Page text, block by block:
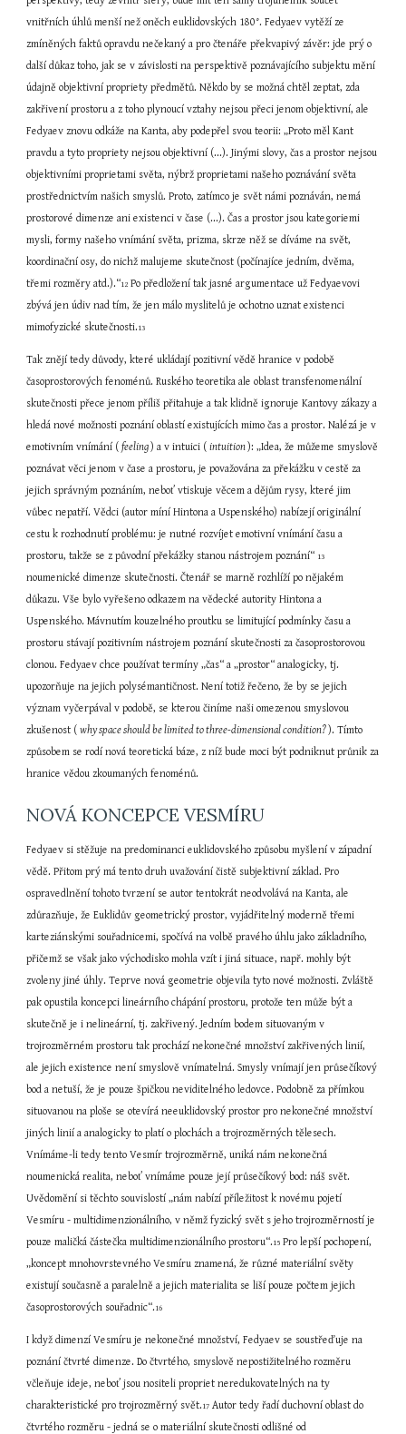
vnitřních úhlů menší než oněch euklidovských 180°. Fedyaev vytěží ze
zmíněných faktů opravdu nečekaný a pro čtenáře překvapivý závěr: jde prý o
další důkaz toho, jak se v závislosti na perspektivě poznávajícího subjektu mění
údajně objektivní propriety předmětů. Někdo by se možná chtěl zeptat, zda
zakřivení prostoru a z toho plynoucí vztahy nejsou přeci jenom objektivní, ale
Fedyaev znovu odkáže na Kanta, aby podepřel svou teorii: „Proto měl Kant
pravdu a tyto propriety nejsou objektivní (...). Jinými slovy, čas a prostor nejsou
objektivními proprietami světa, nýbrž proprietami našeho poznávání světa
prostřednictvím našich smyslů. Proto, zatímco je svět námi poznáván, nemá
prostorové dimenze ani existenci v čase (...). Čas a prostor jsou kategoriemi
mysli, formy našeho vnímání světa, prizma, skrze něž se díváme na svět,
koordinační osy, do nichž malujeme skutečnost (počínajíce jedním, dvěma,
třemi rozměry atd.).“12 Po předložení tak jasné argumentace už Fedyaevovi
zbývá jen údiv nad tím, že jen málo myslitelů je ochotno uznat existenci
mimofyzické skutečnosti.13
Tak znějí tedy důvody, které ukládají pozitivní vědě hranice v podobě
časoprostorových fenoménů. Ruského teoretika ale oblast transfenomenální
skutečnosti přece jenom příliš přitahuje a tak klidně ignoruje Kantovy zákazy a
hledá nové možnosti poznání oblastí existujících mimo čas a prostor. Nalézá je v
emotivním vnímání ( feeling ) a v intuici ( intuition ): „Idea, že můžeme smyslově
poznávat věci jenom v čase a prostoru, je považována za překážku v cestě za
jejich správným poznáním, neboť vtiskuje věcem a dějům rysy, které jim
vůbec nepatří. Vědci (autor míní Hintona a Uspenského) nabízejí originální
cestu k rozhodnutí problému: je nutné rozvíjet emotivní vnímání času a
prostoru, takže se z původní překážky stanou nástrojem poznání“ 13
noumenické dimenze skutečnosti. Čtenář se marně rozhlíží po nějakém
důkazu. Vše bylo vyřešeno odkazem na vědecké autority Hintona a
Uspenského. Mávnutím kouzelného proutku se limitující podmínky času a
prostoru stávají pozitivním nástrojem poznání skutečnosti za časoprostorovou
clonou. Fedyaev chce používat termíny „čas“ a „prostor“ analogicky, tj.
upozorňuje na jejich polysémantičnost. Není totiž řečeno, že by se jejich
význam vyčerpával v podobě, se kterou činíme naši omezenou smyslovou
zkušenost ( why space should be limited to three-dimensional condition? ). Tímto
způsobem se rodí nová teoretická báze, z níž bude moci být podniknut průnik za
hranice vědou zkoumaných fenoménů.
NOVÁ KONCEPCE VESMÍRU
Fedyaev si stěžuje na predominanci euklidovského způsobu myšlení v západní
vědě. Přitom prý má tento druh uvažování čistě subjektivní základ. Pro
ospravedlnění tohoto tvrzení se autor tentokrát neodvolává na Kanta, ale
zdůrazňuje, že Euklidův geometrický prostor, vyjádřitelný moderně třemi
karteziánskými souřadnicemi, spočívá na volbě pravého úhlu jako základního,
přičemž se však jako východisko mohla vzít i jiná situace, např. mohly být
zvoleny jiné úhly. Teprve nová geometrie objevila tyto nové možnosti. Zvláště
pak opustila koncepci lineárního chápání prostoru, protože ten může být a
skutečně je i nelineární, tj. zakřivený. Jedním bodem situovaným v
trojrozměrném prostoru tak prochází nekonečné množství zakřivených linií,
ale jejich existence není smyslově vnímatelná. Smysly vnímají jen průsečíkový
bod a netuší, že je pouze špičkou neviditelného ledovce. Podobně za přímkou
situovanou na ploše se otevírá neeuklidovský prostor pro nekonečné množství
jiných linií a analogicky to platí o plochách a trojrozměrných tělesech.
Vnímáme-li tedy tento Vesmír trojrozměrně, uniká nám nekonečná
noumenická realita, neboť vnímáme pouze její průsečíkový bod: náš svět.
Uvědomění si těchto souvislostí „nám nabízí příležitost k novému pojetí
Vesmíru - multidimenzionálního, v němž fyzický svět s jeho trojrozměrností je
pouze maličká částečka multidimenzionálního prostoru“.15 Pro lepší pochopení,
„koncept mnohovrstevného Vesmíru znamená, že různé materiální světy
existují současně a paralelně a jejich materialita se liší pouze počtem jejich
časoprostorových souřadnic“.16
I když dimenzí Vesmíru je nekonečné množství, Fedyaev se soustřeďuje na
poznání čtvrté dimenze. Do čtvrtého, smyslově nepostižitelného rozměru
včleňuje ideje, neboť jsou nositeli propriet neredukovatelných na ty
charakteristické pro trojrozměrný svět.17 Autor tedy řadí duchovní oblast do
čtvrtého rozměru - jedná se o materiální skutečnosti odlišné od